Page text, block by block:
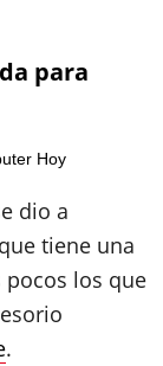
para
Hoy
dio a
tiene una
pocos los que
.